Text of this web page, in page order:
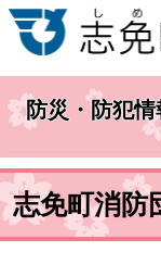
防災・防犯情
志免町消防